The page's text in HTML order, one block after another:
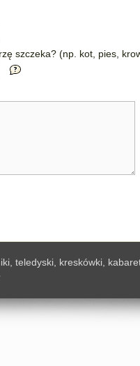
szczeka? (np. kot, pies,
teledyski, kreskówki,